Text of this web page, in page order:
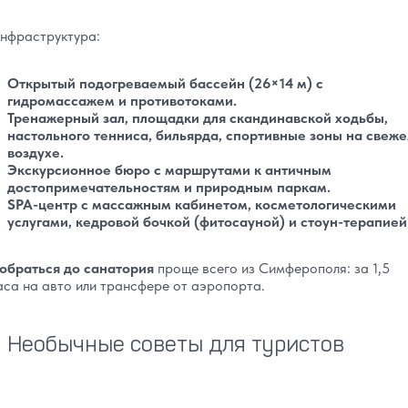
Открытый подогреваемый бассейн (26×14 м) с
гидромассажем и противотоками.
Тренажерный зал, площадки для скандинавской ходьбы,
настольного тенниса, бильярда, спортивные зоны на
воздухе.
Экскурсионное бюро с маршрутами к античным
достопримечательностям и природным паркам.
SPA-центр с массажным кабинетом, косметологическими
услугами, кедровой бочкой (фитосауной) и стоун-
до санатория проще всего из Симферополя: за 1,5
на авто или трансфере от аэропорта.
Необычные советы для туристов